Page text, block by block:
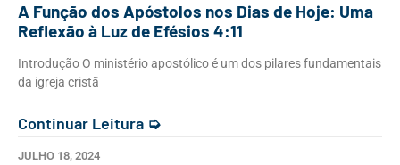
A Função dos Apóstolos nos Dias de Hoje: Uma
Reflexão à Luz de Efésios 4:11
Introdução O ministério apostólico é um dos pilares fundamentais
da igreja cristã
Continuar Leitura ➭
JULHO 18, 2024